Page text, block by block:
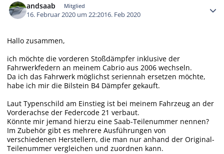
andsaab Mitglied
16. Februar 2020 um 22:2016. Feb 2020
Hallo zusammen,
ich möchte die vorderen Stoßdämpfer inklusive der
Fahrwerkfedern an meinem Cabrio aus 2006 wechseln.
Da ich das Fahrwerk möglichst seriennah ersetzen möchte,
habe ich mir die Bilstein B4 Dämpfer gekauft.
Laut Typenschild am Einstieg ist bei meinem Fahrzeug an der
Vorderachse der Federcode 21 verbaut.
Könnte mir jemand hierzu eine Saab-Teilenummer nennen?
Im Zubehör gibt es mehrere Ausführungen von
verschiedenen Herstellern, die man nur anhand der Original-
Teilenummer vergleichen und zuordnen kann.